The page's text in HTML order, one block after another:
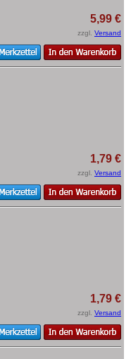
5,99 €
zzgl. Versand
1,79 €
zzgl. Versand
1,79 €
zzgl. Versand